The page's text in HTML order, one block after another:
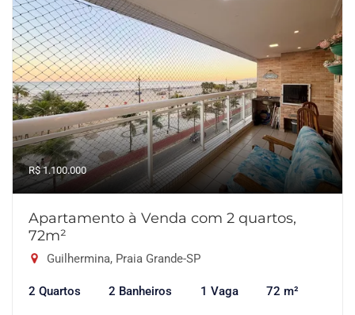
R$ 1.100.000
Apartamento à Venda com 2 quartos,
72m²
Guilhermina, Praia Grande-SP
2 Quartos 2 Banheiros 1 Vaga 72 m²